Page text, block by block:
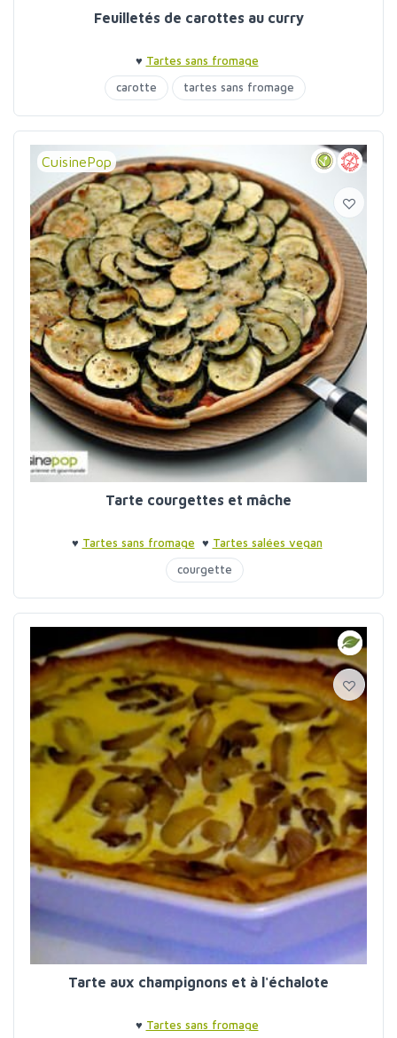
Feuilletés de carottes au curry
♥ Tartes sans fromage
carotte
tartes sans fromage
CuisinePop
Tarte courgettes et mâche
♥ Tartes sans fromage ♥ Tartes salées vegan
courgette
Tarte aux champignons et à l'échalote
♥ Tartes sans fromage